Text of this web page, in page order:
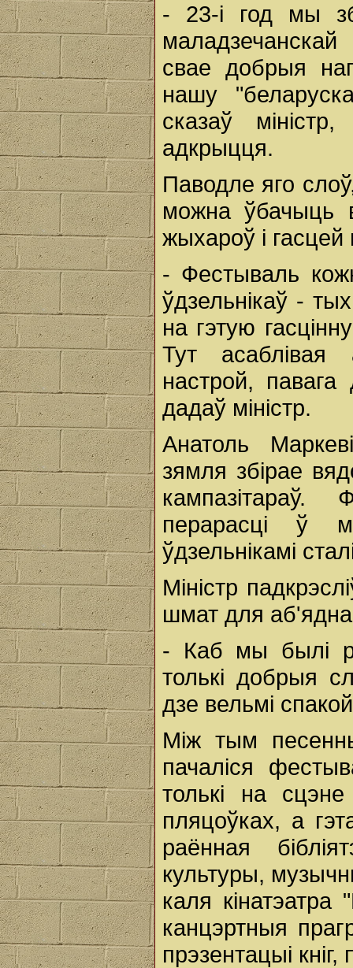
- 23-і год мы
свае добрыя
нашу
сказаў
адкрыцця.
Паводле яго
можна ўбачыць
жыхароў і гасцей
- Фестываль
ўдзельнікаў -
на гэтую
Тут
настрой,
дадаў міністр.
Анатоль
зямля збірае
перарасці ў
ўдзельнікамі
Міністр
шмат для
- Каб мы былі
толькі добрыя
дзе вельмі
Між тым
пачаліся
толькі на
пляцоўках, а
раённая
культуры,
каля кінатэатра
канцэртныя
прэзентацыі